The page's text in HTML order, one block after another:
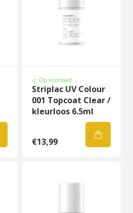
Op voorraad
Striplac UV Colour
001 Topcoat Clear /
kleurloos 6.5ml
€13,99